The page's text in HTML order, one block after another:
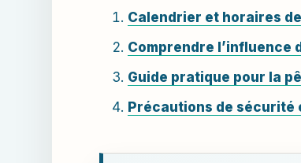
Calendrier et horaires
Comprendre l’influence
Guide pratique pour la
Précautions de sécurité